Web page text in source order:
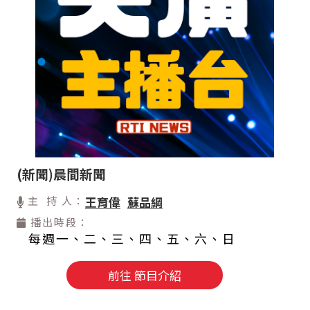
(新聞)晨間新聞
主 持 人： 王育偉 蘇品綱
播出時段：
每週一、二、三、四、五、六、日
前往 節目介紹